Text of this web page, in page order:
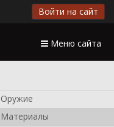
Войти на сайт
Меню сайта
Оружие
Материалы